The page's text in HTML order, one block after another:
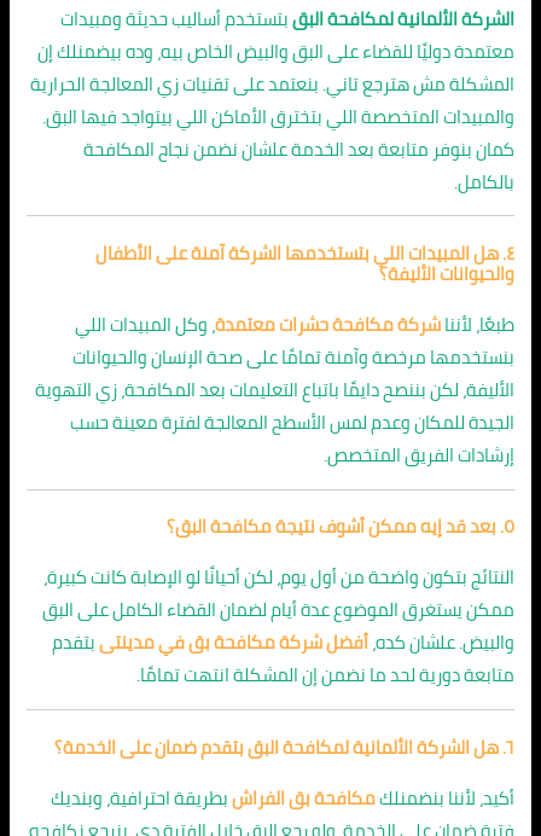
الشركة الألمانية لمكافحة البقبتستخدم أساليب حديثة ومبيدات
معتمدة دوليًا للقضاء على البق والبيض الخاص بيه، وده بيضمنلك إن
المشكلة مش هترجع تاني. بنعتمد على تقنيات زي المعالجة الحرارية
والمبيدات المتخصصة اللي بتخترق الأماكن اللي بيتواجد فيها البق.
كمان بنوفر متابعة بعد الخدمة علشان نضمن نجاح المكافحة
بالكامل.
٤. هل المبيدات اللي بتستخدمها الشركة آمنة على الأطفال
والحيوانات الأليفة؟
طبعًا، لأنناشركة مكافحة حشرات معتمدة، وكل المبيدات اللي
بنستخدمها مرخصة وآمنة تمامًا على صحة الإنسان والحيوانات
الأليفة، لكن بننصح دايمًا باتباع التعليمات بعد المكافحة، زي التهوية
الجيدة للمكان وعدم لمس الأسطح المعالجة لفترة معينة حسب
إرشادات الفريق المتخصص.
٥. بعد قد إيه ممكن أشوف نتيجة مكافحة البق؟
النتائج بتكون واضحة من أول يوم، لكن أحيانًا لو الإصابة كانت كبيرة،
ممكن يستغرق الموضوع عدة أيام لضمان القضاء الكامل على البق
والبيض. علشان كده،أفضل شركة مكافحة بق في مدينتىبتقدم
متابعة دورية لحد ما نضمن إن المشكلة انتهت تمامًا.
٦. هل الشركة الألمانية لمكافحة البق بتقدم ضمان على الخدمة؟
أكيد، لأننا بنضمنلكمكافحة بق الفراشبطريقة احترافية، وبنديك